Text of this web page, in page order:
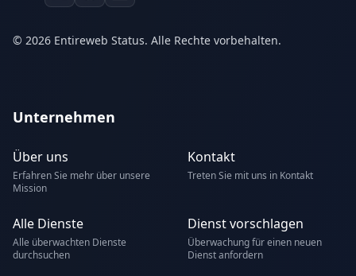
© 2026 Entireweb Status. Alle Rechte vorbehalten.
Unternehmen
Über uns
Erfahren Sie mehr über unsere
Mission
Kontakt
Treten Sie mit uns in Kontakt
Alle Dienste
Alle überwachten Dienste
durchsuchen
Dienst vorschlagen
Überwachung für einen neuen
Dienst anfordern